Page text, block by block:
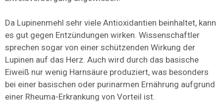
Da Lupinenmehl sehr viele Antioxidantien beinhaltet, kann
es gut gegen Entzündungen wirken. Wissenschaftler
sprechen sogar von einer schützenden Wirkung der
Lupinen auf das Herz. Auch wird durch das basische
Eiweiß nur wenig Harnsäure produziert, was besonders
bei einer basischen oder purinarmen Ernährung aufgrund
einer Rheuma-Erkrankung von Vorteil ist.